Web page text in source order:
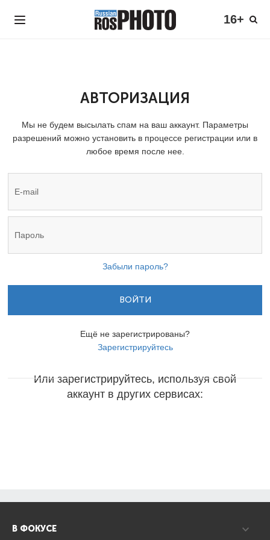
16+
АВТОРИЗАЦИЯ
Мы не будем высылать спам на ваш аккаунт. Параметры
разрешений можно установить в процессе регистрации или в
любое время после нее.
Забыли пароль?
ВОЙТИ
Ещё не зарегистрированы?
Зарегистрируйтесь
Или зарегистрируйтесь, используя свой
аккаунт в других сервисах:
В ФОКУСЕ